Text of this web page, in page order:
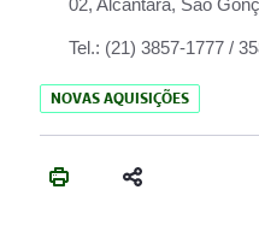
02, Alcântara, São
Tel.: (21) 3857-1777 /
NOVAS AQUISIÇÕES